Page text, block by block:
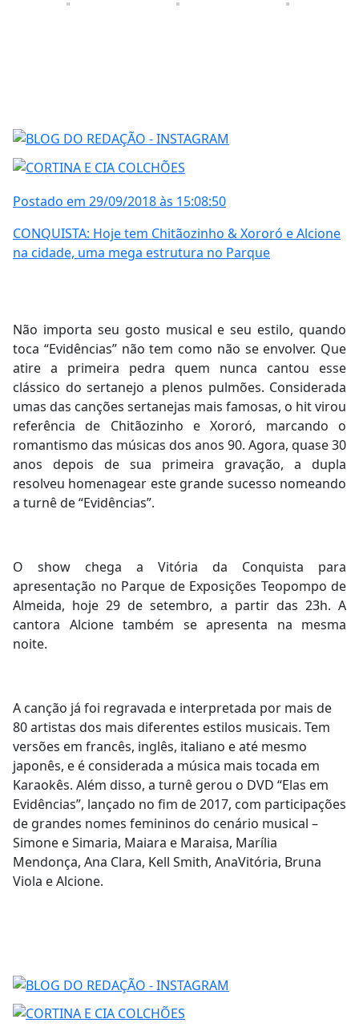
Postado em 29/09/2018 às 15:08:50
CONQUISTA: Hoje tem Chitãozinho & Xororó e Alcione
na cidade, uma mega estrutura no Parque
Não importa seu gosto musical e seu estilo, quando
toca “Evidências” não tem como não se envolver. Que
atire a primeira pedra quem nunca cantou esse
clássico do sertanejo a plenos pulmões. Considerada
umas das canções sertanejas mais famosas, o hit virou
referência de Chitãozinho e Xororó, marcando o
romantismo das músicas dos anos 90. Agora, quase 30
anos depois de sua primeira gravação, a dupla
resolveu homenagear este grande sucesso nomeando
a turnê de “Evidências”.
O show chega a Vitória da Conquista para
apresentação no Parque de Exposições Teopompo de
Almeida, hoje 29 de setembro, a partir das 23h. A
cantora Alcione também se apresenta na mesma
noite.
A canção já foi regravada e interpretada por mais de
80 artistas dos mais diferentes estilos musicais. Tem
versões em francês, inglês, italiano e até mesmo
japonês, e é considerada a música mais tocada em
Karaokês. Além disso, a turnê gerou o DVD “Elas em
Evidências”, lançado no fim de 2017, com participações
de grandes nomes femininos do cenário musical –
Simone e Simaria, Maiara e Maraisa, Marília
Mendonça, Ana Clara, Kell Smith, AnaVitória, Bruna
Viola e Alcione.